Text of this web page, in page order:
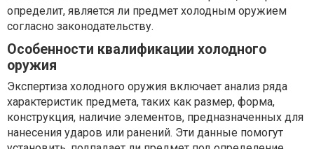
определит, является ли предмет холодным оружием
согласно законодательству.
Особенности квалификации холодного
оружия
Экспертиза холодного оружия включает анализ ряда
характеристик предмета, таких как размер, форма,
конструкция, наличие элементов, предназначенных для
нанесения ударов или ранений. Эти данные помогут